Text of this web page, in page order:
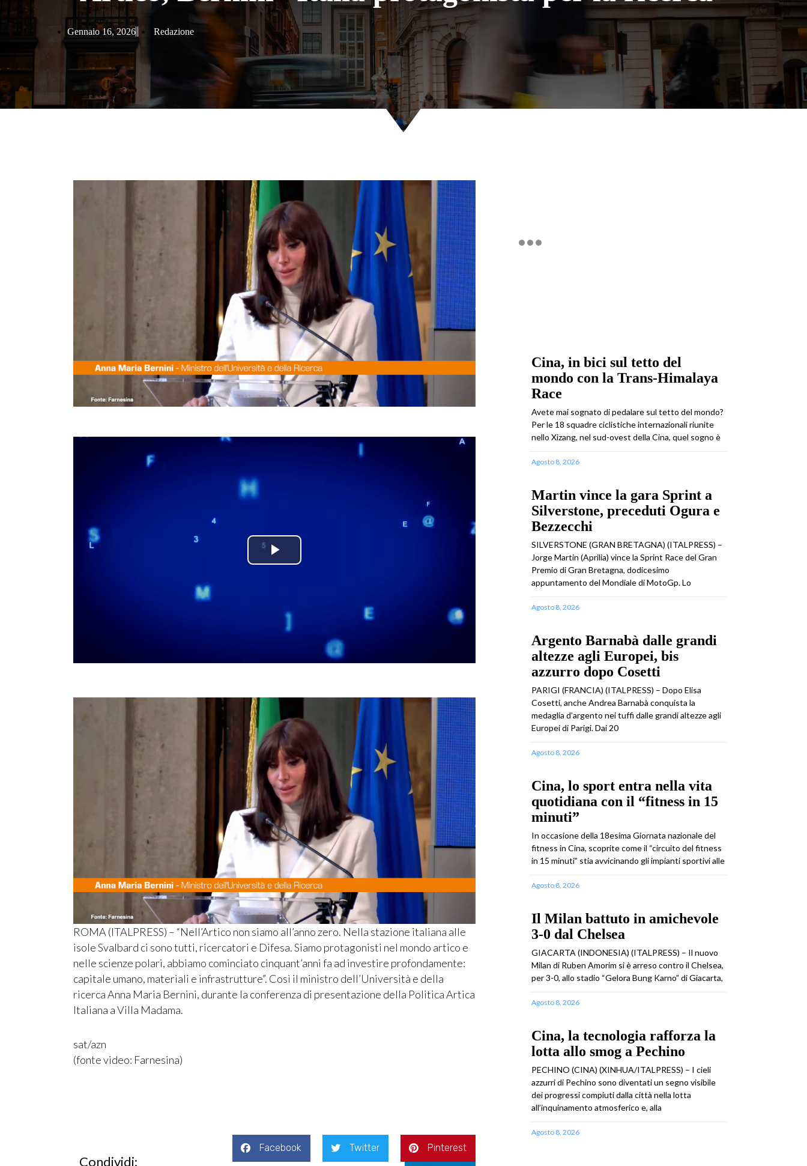
Gennaio 16, 2026 Redazione
Play
ROMA (ITALPRESS) – “Nell’Artico non siamo all’anno zero. Nella stazione italiana alle
isole Svalbard ci sono tutti, ricercatori e Difesa. Siamo protagonisti nel mondo artico e
nelle scienze polari, abbiamo cominciato cinquant’anni fa ad investire profondamente:
capitale umano, materiali e infrastrutture”. Così il ministro dell’Università e della
ricerca Anna Maria Bernini, durante la conferenza di presentazione della Politica Artica
Italiana a Villa Madama.
sat/azn
(fonte video: Farnesina)
Condividi:
Facebook Twitter Pinterest
Cina, in bici sul tetto del
mondo con la Trans-Himalaya
Race
Avete mai sognato di pedalare sul tetto del mondo?
Per le 18 squadre ciclistiche internazionali riunite
nello Xizang, nel sud-ovest della Cina, quel sogno è
Agosto 8, 2026
Martin vince la gara Sprint a
Silverstone, preceduti Ogura e
Bezzecchi
SILVERSTONE (GRAN BRETAGNA) (ITALPRESS) –
Jorge Martin (Aprilia) vince la Sprint Race del Gran
Premio di Gran Bretagna, dodicesimo
appuntamento del Mondiale di MotoGp. Lo
Agosto 8, 2026
Argento Barnabà dalle grandi
altezze agli Europei, bis
azzurro dopo Cosetti
PARIGI (FRANCIA) (ITALPRESS) – Dopo Elisa
Cosetti, anche Andrea Barnabà conquista la
medaglia d’argento nei tuffi dalle grandi altezze agli
Europei di Parigi. Dai 20
Agosto 8, 2026
Cina, lo sport entra nella vita
quotidiana con il “fitness in 15
minuti”
In occasione della 18esima Giornata nazionale del
fitness in Cina, scoprite come il “circuito del fitness
in 15 minuti” stia avvicinando gli impianti sportivi alle
Agosto 8, 2026
Il Milan battuto in amichevole
3-0 dal Chelsea
GIACARTA (INDONESIA) (ITALPRESS) – Il nuovo
Milan di Ruben Amorim si è arreso contro il Chelsea,
per 3-0, allo stadio “Gelora Bung Karno” di Giacarta,
Agosto 8, 2026
Cina, la tecnologia rafforza la
lotta allo smog a Pechino
PECHINO (CINA) (XINHUA/ITALPRESS) – I cieli
azzurri di Pechino sono diventati un segno visibile
dei progressi compiuti dalla città nella lotta
all’inquinamento atmosferico e, alla
Agosto 8, 2026